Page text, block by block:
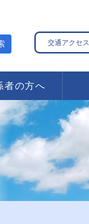
交通アクセス
者の方へ